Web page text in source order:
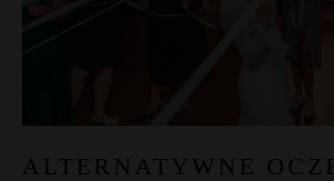
ALTERNATYWNE